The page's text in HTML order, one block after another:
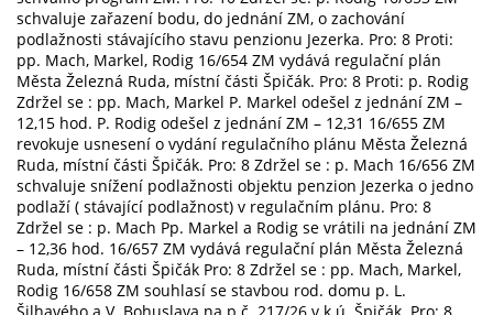
schvaluje zařazení bodu, do jednání ZM, o zachování
podlažnosti stávajícího stavu penzionu Jezerka. Pro: 8 Proti:
pp. Mach, Markel, Rodig 16/654 ZM vydává regulační plán
Města Železná Ruda, místní části Špičák. Pro: 8 Proti: p. Rodig
Zdržel se : pp. Mach, Markel P. Markel odešel z jednání ZM –
12,15 hod. P. Rodig odešel z jednání ZM – 12,31 16/655 ZM
revokuje usnesení o vydání regulačního plánu Města Železná
Ruda, místní části Špičák. Pro: 8 Zdržel se : p. Mach 16/656 ZM
schvaluje snížení podlažnosti objektu penzion Jezerka o jedno
podlaží ( stávající podlažnost) v regulačním plánu. Pro: 8
Zdržel se : p. Mach Pp. Markel a Rodig se vrátili na jednání ZM
– 12,36 hod. 16/657 ZM vydává regulační plán Města Železná
Ruda, místní části Špičák Pro: 8 Zdržel se : pp. Mach, Markel,
Rodig 16/658 ZM souhlasí se stavbou rod. domu p. L.